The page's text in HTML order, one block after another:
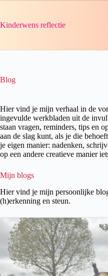
de
Kinderwens reflectie
Blog
Hier vind je mijn verhaal in de
ingevulde werkbladen uit de
staan vragen, reminders, tips en
aan de slag kunt, als je die
je eigen manier: nadenken,
op een andere creatieve manier
Mijn blogs
Hier vind je mijn persoonlijke
(h)erkenning en steun.